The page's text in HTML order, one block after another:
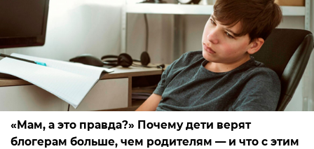
«Мам, а это правда?» Почему дети верят
блогерам больше, чем родителям — и что с этим